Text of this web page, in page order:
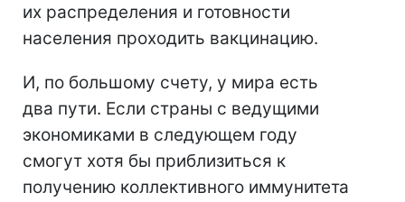
их распределения и готовности
населения проходить вакцинацию.
И, по большому счету, у мира есть
два пути. Если страны с ведущими
экономиками в следующем году
смогут хотя бы приблизиться к
получению коллективного иммунитета